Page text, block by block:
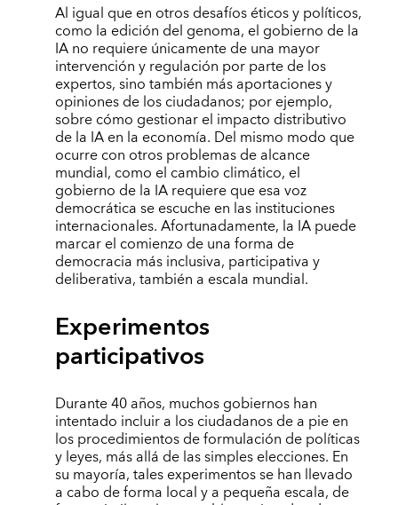
Al igual que en otros desafíos éticos y políticos,
como la edición del genoma, el gobierno de la
IA no requiere únicamente de una mayor
intervención y regulación por parte de los
expertos, sino también más aportaciones y
opiniones de los ciudadanos; por ejemplo,
sobre cómo gestionar el impacto distributivo
de la IA en la economía. Del mismo modo que
ocurre con otros problemas de alcance
mundial, como el cambio climático, el
gobierno de la IA requiere que esa voz
democrática se escuche en las instituciones
internacionales. Afortunadamente, la IA puede
marcar el comienzo de una forma de
democracia más inclusiva, participativa y
deliberativa, también a escala mundial.
Experimentos
participativos
Durante 40 años, muchos gobiernos han
intentado incluir a los ciudadanos de a pie en
los procedimientos de formulación de políticas
y leyes, más allá de las simples elecciones. En
su mayoría, tales experimentos se han llevado
a cabo de forma local y a pequeña escala, de